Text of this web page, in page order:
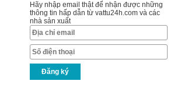
Hãy nhập email thật để nhận được những
thông tin hấp dẫn từ vattu24h.com và các
nhà sản xuất